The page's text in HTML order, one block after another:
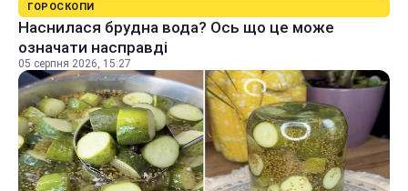
ГОРОСКОПИ
Наснилася брудна вода? Ось що це може
означати насправді
05 серпня 2026, 15:27